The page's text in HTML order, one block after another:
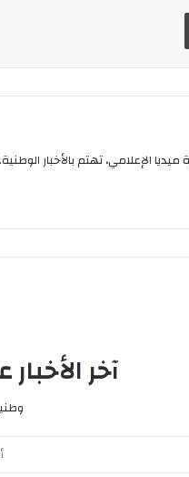
الإعلامي، تهتم بالأخبار
آخر